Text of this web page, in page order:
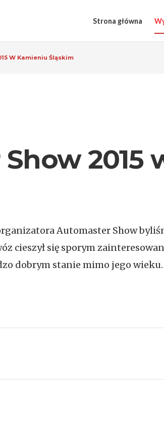
Strona główna
W Kamieniu Śląskim
2015
Automaster Show
cieszył się sporym
dobrym stanie mimo jego